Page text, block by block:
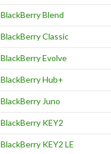
BlackBerry Blend
BlackBerry Classic
BlackBerry Evolve
BlackBerry Hub+
BlackBerry Juno
BlackBerry KEY2
BlackBerry KEY2 LE